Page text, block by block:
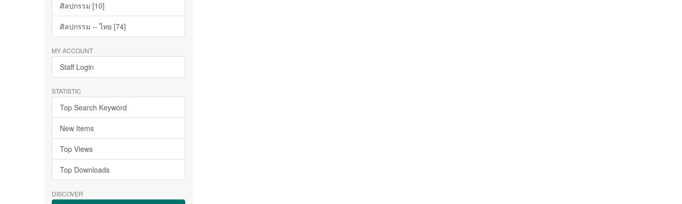
ศิลปกรรม [10]
ศิลปกรรม -- ไทย [74]
MY ACCOUNT
Staff Login
STATISTIC
Top Search Keyword
New Items
Top Views
Top Downloads
DISCOVER